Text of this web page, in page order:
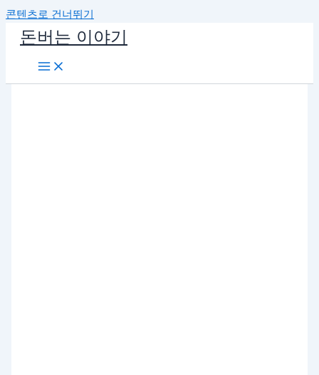
콘텐츠로 건너뛰기
돈버는 이야기